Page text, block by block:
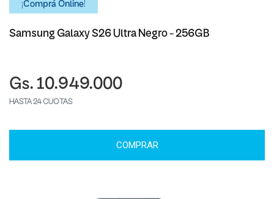
¡Comprá Online!
Samsung Galaxy S26 Ultra Negro - 256GB
Gs. 10.949.000
HASTA 24 CUOTAS
COMPRAR